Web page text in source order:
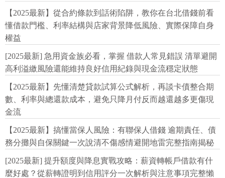
【2025最新】從合約條款到話術陷阱，教你在台北借錢前看
懂借款門檻、利率結構與店家背景降低風險、實際保障自身
權益
[2025最新] 急用資金族必看，掌握 借款人常見錯誤 清單避開
高利溢繳風險還能維持良好信用紀錄與現金流穩定狀態
【2025最新】先懂清楚貸款試算公式解析，再談卡債整合期
數、利率與總還款成本，避免只降月付反而越還越多更傷現
金流
【2025最新】搞懂當保人風險：有聯保人借錢 逾期責任、債
務分攤與自保關鍵一次說清不傷感情避開地雷完整指南揭秘
[2025最新] 提升額度與降息實戰攻略：薪資轉帳戶借款有什
麼好處？從薪轉證明到信用評分一次解析與注意事項完整懶